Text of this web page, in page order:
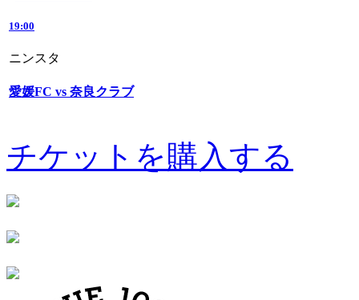
19:00
ニンスタ
愛媛FC vs 奈良クラブ
チケットを購入する